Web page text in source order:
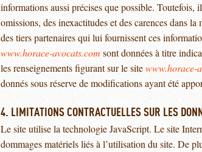
informations aussi précises que possible. Toutefois,
omissions, des inexactitudes et des carences dans
des tiers partenaires qui lui fournissent ces
www.horace-avocats.com sont données à titre
les renseignements figurant sur le sitewww.horace-
donnés sous réserve de modifications ayant été
4. LIMITATIONS CONTRACTUELLES SUR LES
Le site utilise la technologie JavaScript. Le site
dommages matériels liés à l’utilisation du site. De